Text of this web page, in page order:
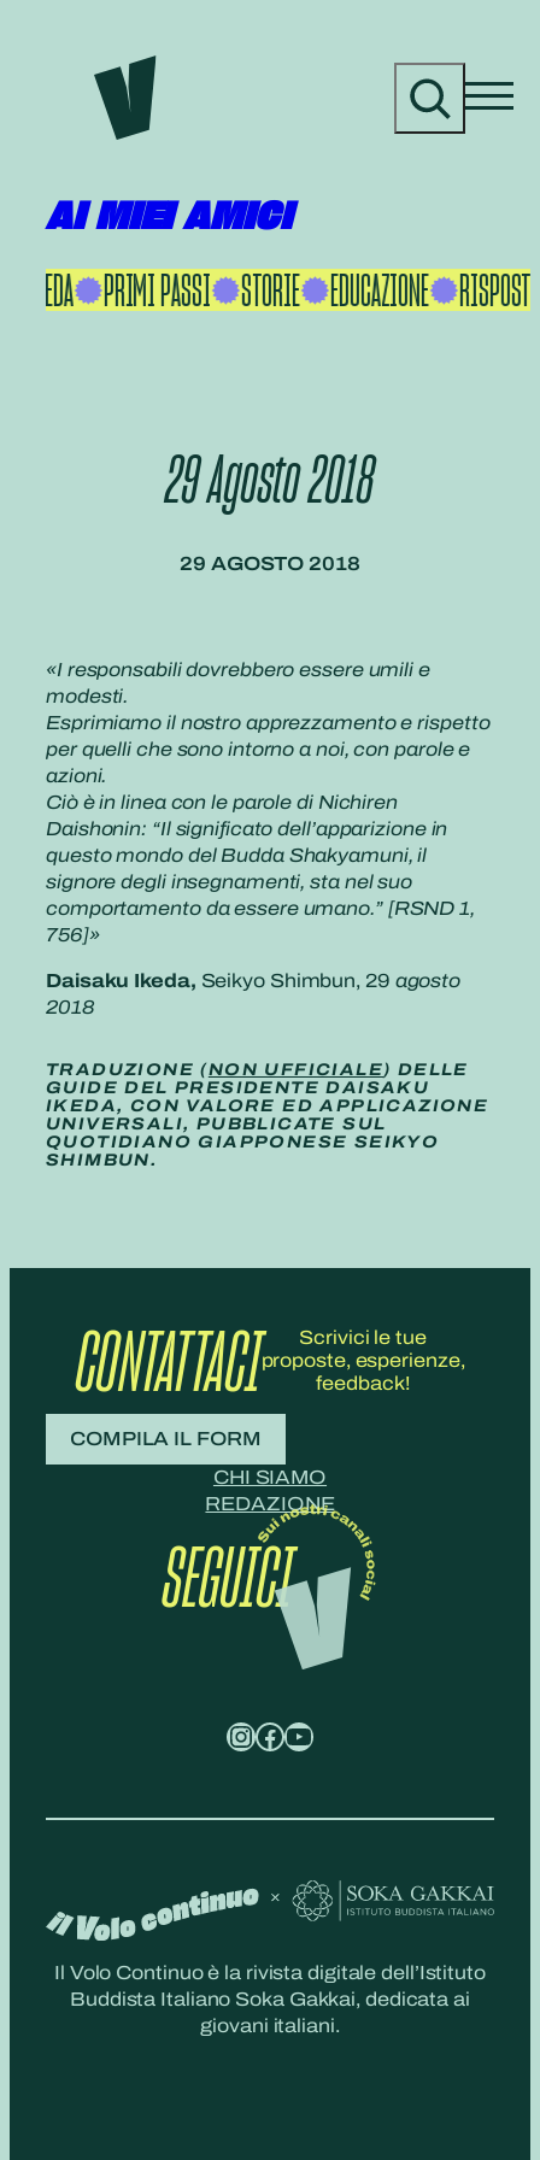
contenuto
r
AI MIEI AMICI
IKEDA PRIMI PASSI STORIE EDUCAZIONE
29 Agosto 2018
29 AGOSTO 2018
«I responsabili dovrebbero essere umili e
modesti.
Esprimiamo il nostro apprezzamento e rispetto
per quelli che sono intorno a noi, con parole e
azioni.
Ciò è in linea con le parole di Nichiren
Daishonin: “Il significato dell’apparizione in
questo mondo del Budda Shakyamuni, il
signore degli insegnamenti, sta nel suo
comportamento da essere umano.” [RSND 1,
756]»
Daisaku Ikeda, Seikyo Shimbun, 29 agosto
2018
TRADUZIONE (NON UFFICIALE) DELLE
GUIDE DEL PRESIDENTE DAISAKU
IKEDA, CON VALORE ED APPLICAZIONE
UNIVERSALI, PUBBLICATE SUL
QUOTIDIANO GIAPPONESE SEIKYO
SHIMBUN.
CONTATTACI
Scrivici le tue
proposte, esperienze,
feedback!
COMPILA IL FORM
CHI SIAMO
REDAZIONE
SEGUICI
InstagramFacebook YouTube
Il Volo Continuo è la rivista digitale dell’Istituto
Buddista Italiano Soka Gakkai, dedicata ai
giovani italiani.